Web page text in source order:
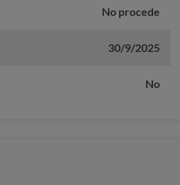
No procede
30/9/2025
No